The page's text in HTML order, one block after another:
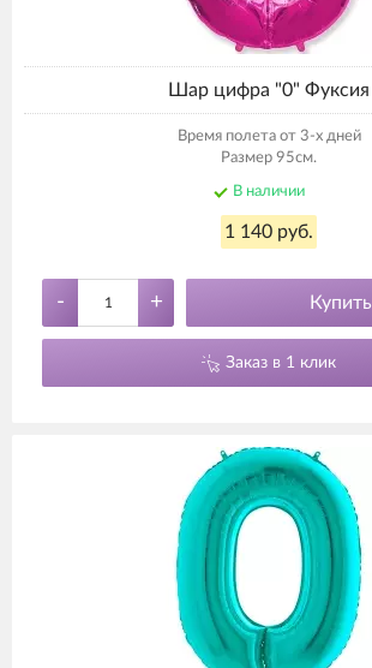
Шар цифра "0" Фуксия
Время полета от 3-х дней
Размер 95см.
В наличии
1 140 руб.
- + Купить
Заказ в 1 клик